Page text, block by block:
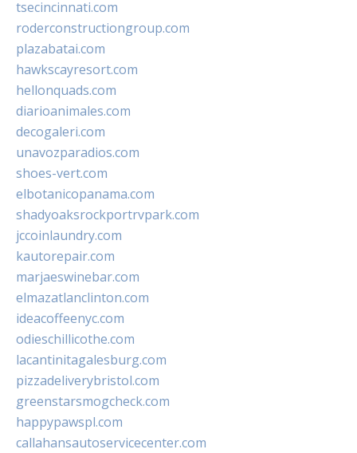
tsecincinnati.com
roderconstructiongroup.com
plazabatai.com
hawkscayresort.com
hellonquads.com
diarioanimales.com
decogaleri.com
unavozparadios.com
shoes-vert.com
elbotanicopanama.com
shadyoaksrockportrvpark.com
jccoinlaundry.com
kautorepair.com
marjaeswinebar.com
elmazatlanclinton.com
ideacoffeenyc.com
odieschillicothe.com
lacantinitagalesburg.com
pizzadeliverybristol.com
greenstarsmogcheck.com
happypawspl.com
callahansautoservicecenter.com